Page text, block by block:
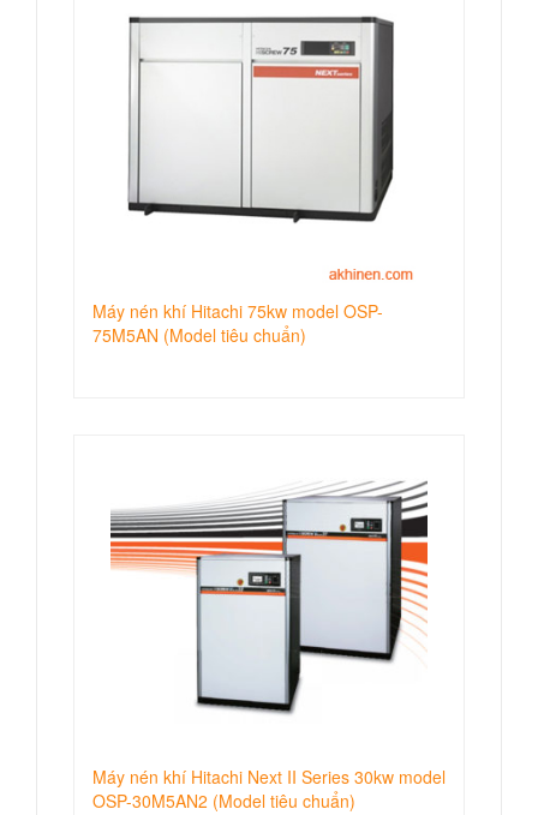
Máy nén khí Hitachi 75kw model OSP-
75M5AN (Model tiêu chuẩn)
Máy nén khí Hitachi Next II Series 30kw model
OSP-30M5AN2 (Model tiêu chuẩn)